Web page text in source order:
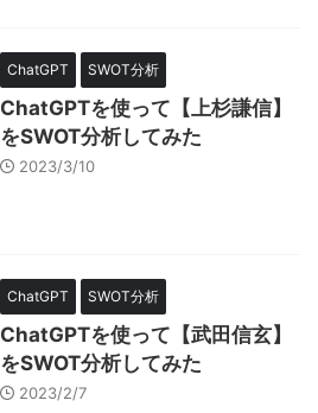
ChatGPT SWOT分析
ChatGPTを使って【上杉謙信】
をSWOT分析してみた
2023/3/10
ChatGPT SWOT分析
ChatGPTを使って【武田信玄】
をSWOT分析してみた
2023/2/7